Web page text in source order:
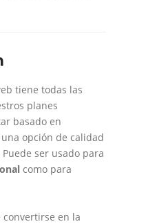
tiene todas las
planes
basado en
opción de calidad
ser usado para
como para
convertirse en la